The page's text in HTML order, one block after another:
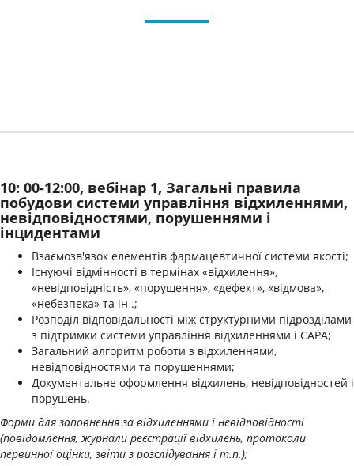
10: 00-12:00, вебінар 1, Загальні правила
побудови системи управління відхиленнями,
невідповідностями, порушеннями і
інцидентами
Взаємозв'язок елементів фармацевтичної системи якості;
Існуючі відмінності в термінах «відхилення»,
«невідповідність», «порушення», «дефект», «відмова»,
«небезпека» та ін .;
Розподіл відповідальності між структурними підрозділами
з підтримки системи управління відхиленнями і САРА;
Загальний алгоритм роботи з відхиленнями,
невідповідностями та порушеннями;
Документальне оформлення відхилень, невідповідностей і
порушень.
Форми для заповнення за відхиленнями і невідповідності
(повідомлення, журнали реєстрації відхилень, протоколи
первинної оцінки, звіти з розслідування і т.п.);